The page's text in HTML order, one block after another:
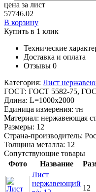
цена за лист
57746.02
В корзину
Купить в 1 клик
Технические
Доставка и оплата
Отзывы 0
Категория: Лист
ГОСТ: ГОСТ 5582-75,
Длина: L=1000x2000
Единица измерения: тн
Материал: нержавеющая
Размеры: 12
Страна-производитель:
Толщина металла: 12
Сопутствующие товары
Фото
Название
Лист
нержавеющий
12